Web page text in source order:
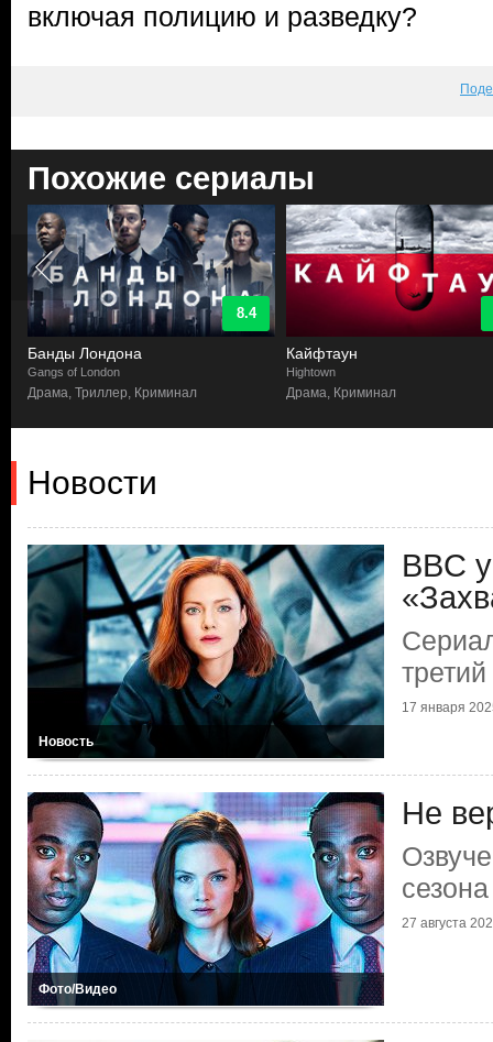
включая полицию и разведку?
Похожие сериалы
8.4
Банды Лондона
Gangs of London
Драма, Триллер, Криминал
Кайфтаун
Hightown
Драма, Криминал
Новости
Новость
BBC
17 января
Фото/Видео
Не
27 августа